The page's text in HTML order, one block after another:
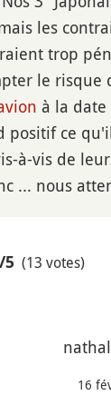
les
trop
le risque
à la
positif ce
à-vis de
... nous
/5 (13 votes)
16